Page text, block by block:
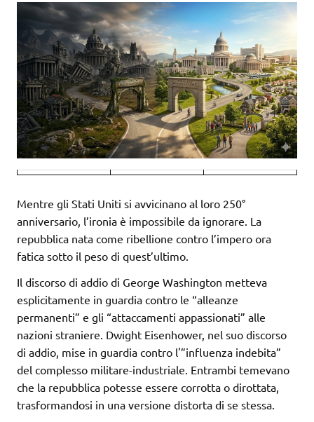
Mentre gli Stati Uniti si avvicinano al loro 250°
anniversario, l’ironia è impossibile da ignorare. La
repubblica nata come ribellione contro l’impero ora
fatica sotto il peso di quest’ultimo.
Il discorso di addio di George Washington metteva
esplicitamente in guardia contro le “alleanze
permanenti” e gli “attaccamenti appassionati” alle
nazioni straniere. Dwight Eisenhower, nel suo discorso
di addio, mise in guardia contro l'”influenza indebita”
del complesso militare-industriale. Entrambi temevano
che la repubblica potesse essere corrotta o dirottata,
trasformandosi in una versione distorta di se stessa.